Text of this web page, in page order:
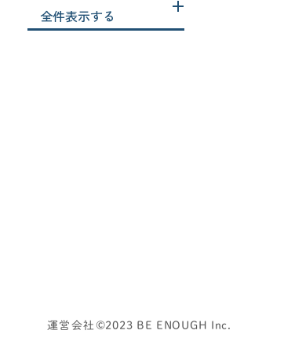
土地探し 地盤工事
全件表示する
運営会社 ©2023 BE ENOUGH Inc.